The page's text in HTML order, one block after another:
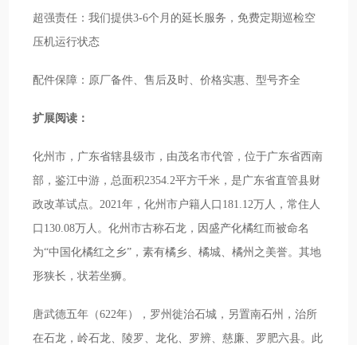
超强责任：我们提供3-6个月的延长服务，免费定期巡检空
压机运行状态
配件保障：原厂备件、售后及时、价格实惠、型号齐全
扩展阅读：
化州市，广东省辖县级市，由茂名市代管，位于广东省西南
部，鉴江中游，总面积2354.2平方千米，是广东省直管县财
政改革试点。2021年，化州市户籍人口181.12万人，常住人
口130.08万人。化州市古称石龙，因盛产化橘红而被命名
为“中国化橘红之乡”，素有橘乡、橘城、橘州之美誉。其地
形狭长，状若坐狮。
唐武德五年（622年），罗州徙治石城，另置南石州，治所
在石龙，岭石龙、陵罗、龙化、罗辨、慈廉、罗肥六县。此